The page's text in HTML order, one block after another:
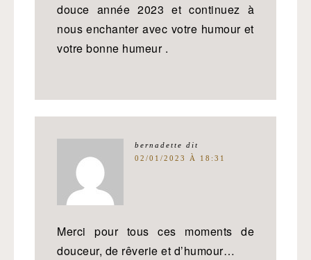
douce année 2023 et continuez à
nous enchanter avec votre humour et
votre bonne humeur .
bernadette dit
02/01/2023 À 18:31
Merci pour tous ces moments de
douceur, de rêverie et d’humour…